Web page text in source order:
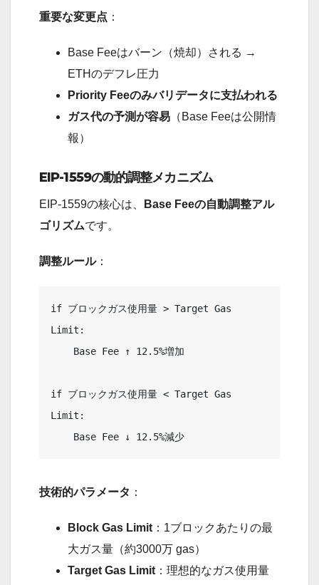
重要な変更点 ：
Base Feeはバーン（焼却）される →
ETHのデフレ圧力
Priority Feeのみバリデータに支払われる
ガス代の予測が容易 （Base Feeは公開情
報）
EIP-1559の動的調整メカニズム
EIP-1559の核心は、
Base Feeの自動調整アル
ゴリズムです。
調整ルール：
if ブロックガス使用量 > Target Gas
Limit:
if ブロックガス使用量 < Target Gas
Limit:
技術的パラメータ ：
Block Gas Limit ：1ブロックあたりの最
大ガス量（約3000万 gas）
Target Gas Limit ：理想的なガス使用量